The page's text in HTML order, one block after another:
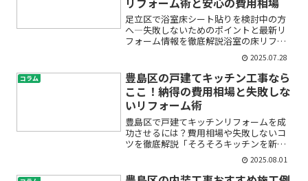
足立区で浴室床シート貼りを検討中の方
へ―失敗しないためのポイントと最新リ
フォーム情報を徹底解説浴室の床リフォ
ームを考えているけれど、「どんな素材
がいいの？」「費用はどのくらいかか
る？」「カビや滑りが心配…」と、不安
や疑問を抱えていませんか？...
2025.07.28
コラム
豊島区の戸建てキッチン工事なら
ここ！納得の費用相場と失敗しな
いリフォーム術
豊島区で戸建てキッチンリフォームを成
功させるには？費用相場や失敗しないコ
ツを徹底解説「そろそろキッチンを新し
くしたい」「使い勝手のいいキッチンに
したいけど、費用や手順が分からなくて
不安…」そんな悩みをお持ちではありま
2025.08.01